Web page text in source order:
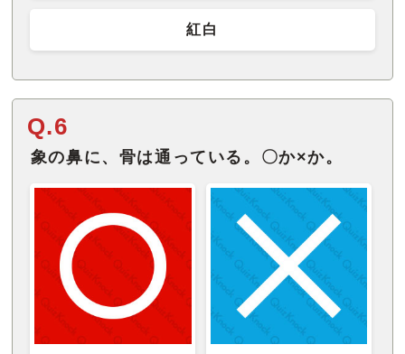
紅白
Q.6
象の鼻に、骨は通っている。〇か×か。